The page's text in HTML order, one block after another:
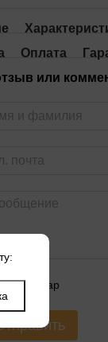
Оплата
или
товар